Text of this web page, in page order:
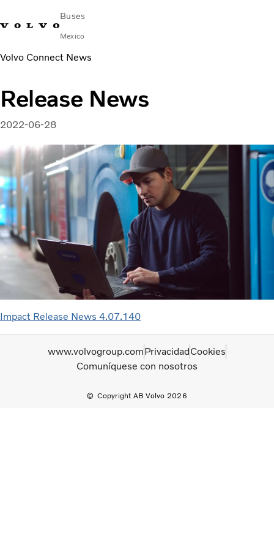
Buses
Mexico
Cambiar paísComuníquese con nosotros
AUTOBUSES URBANOS E INTERURBANOS
AUTOBUSES FORÁNEOS
¿Por qué Volvo?
NOTICIAS E HISTORIAS
Contacto
Volvo Connect News
Release News
2022-06-28
Impact Release News 4.07.140
Copyright AB Volvo 2026
www.volvogroup.comPrivacidadCookies
Comuníquese con nosotros